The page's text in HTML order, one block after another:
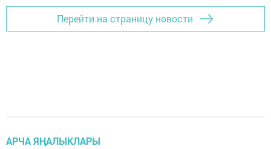
Перейти на страницу новости
АРЧА ЯҢАЛЫКЛАРЫ